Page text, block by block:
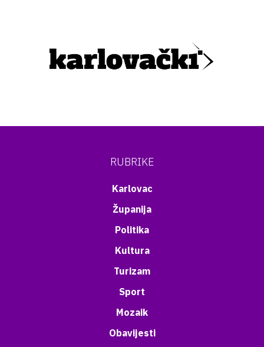
RUBRIKE
Karlovac
Županija
Politika
Kultura
Turizam
Sport
Mozaik
Obavijesti